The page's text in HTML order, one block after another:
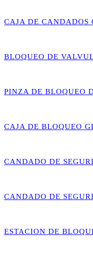
CAJA DE CANDADOS
BLOQUEO DE
PINZA DE BLOQUEO
CAJA DE BLOQUEO
CANDADO DE
CANDADO DE
ESTACION DE